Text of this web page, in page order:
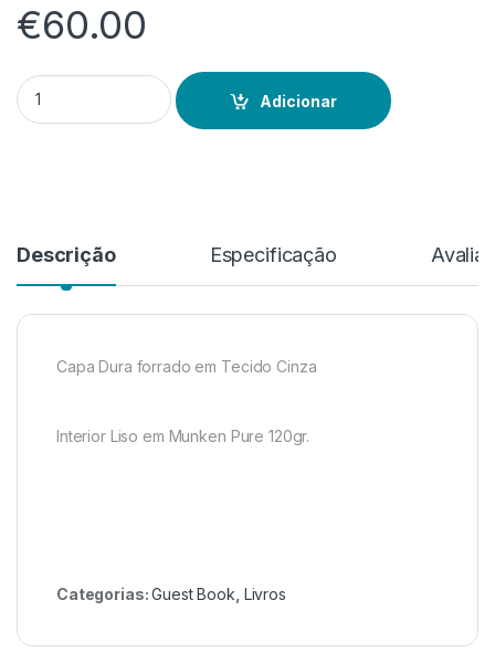
€60.00
Quantidade de Guest Book Cinza
Adicionar
Descrição Especificação
Capa Dura forrado em Tecido Cinza
Interior Liso em Munken Pure 120gr.
Categorias:Guest Book Livros